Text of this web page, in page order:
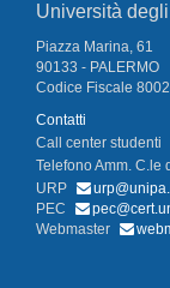
Università
Piazza Marina, 61
90133 - PALERMO
Codice Fiscale
Contatti
Call center studenti
Telefono Amm. C.le
URP
PEC
Webmaster